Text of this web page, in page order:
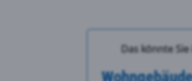
Das könnte